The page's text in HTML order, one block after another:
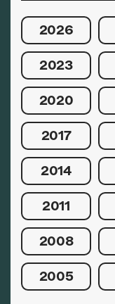
2026
2023
2020
2017
2014
2011
2008
2005